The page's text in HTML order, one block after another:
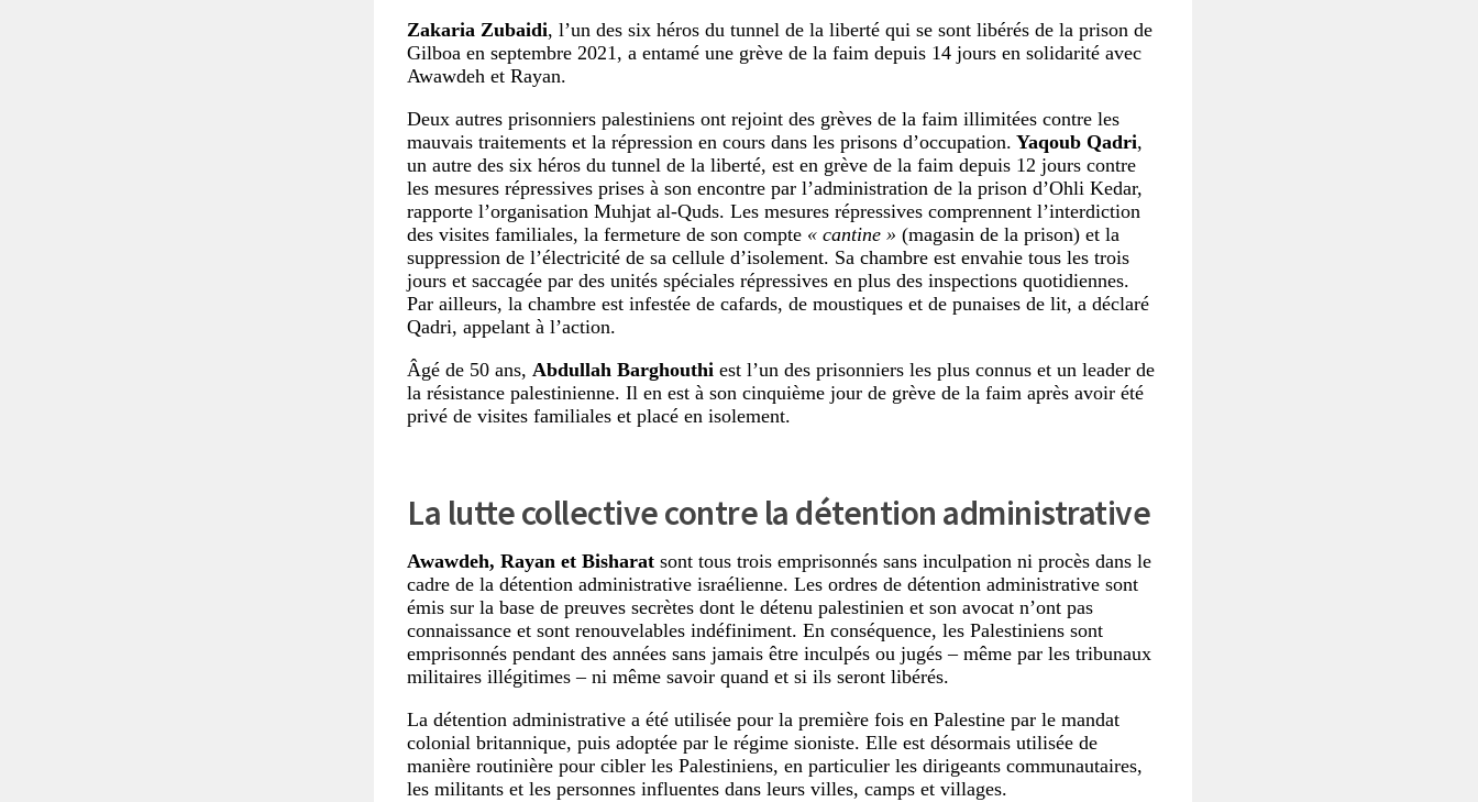
Zakaria Zubaidi, l’un des six héros du tunnel de la liberté qui se sont libérés de la prison de
Gilboa en septembre 2021, a entamé une grève de la faim depuis 14 jours en solidarité avec
Awawdeh et Rayan.
Deux autres prisonniers palestiniens ont rejoint des grèves de la faim illimitées contre les
mauvais traitements et la répression en cours dans les prisons d’occupation. Yaqoub Qadri,
un autre des six héros du tunnel de la liberté, est en grève de la faim depuis 12 jours contre
les mesures répressives prises à son encontre par l’administration de la prison d’Ohli Kedar,
rapporte l’organisation Muhjat al-Quds. Les mesures répressives comprennent l’interdiction
des visites familiales, la fermeture de son compte « cantine » (magasin de la prison) et la
suppression de l’électricité de sa cellule d’isolement. Sa chambre est envahie tous les trois
jours et saccagée par des unités spéciales répressives en plus des inspections quotidiennes.
Par ailleurs, la chambre est infestée de cafards, de moustiques et de punaises de lit, a déclaré
Qadri, appelant à l’action.
Âgé de 50 ans, Abdullah Barghouthi est l’un des prisonniers les plus connus et un leader de
la résistance palestinienne. Il en est à son cinquième jour de grève de la faim après avoir été
privé de visites familiales et placé en isolement.
La lutte collective contre la détention administrative
Awawdeh, Rayan et Bisharat sont tous trois emprisonnés sans inculpation ni procès dans le
cadre de la détention administrative israélienne. Les ordres de détention administrative sont
émis sur la base de preuves secrètes dont le détenu palestinien et son avocat n’ont pas
connaissance et sont renouvelables indéfiniment. En conséquence, les Palestiniens sont
emprisonnés pendant des années sans jamais être inculpés ou jugés – même par les tribunaux
militaires illégitimes – ni même savoir quand et si ils seront libérés.
La détention administrative a été utilisée pour la première fois en Palestine par le mandat
colonial britannique, puis adoptée par le régime sioniste. Elle est désormais utilisée de
manière routinière pour cibler les Palestiniens, en particulier les dirigeants communautaires,
les militants et les personnes influentes dans leurs villes, camps et villages.